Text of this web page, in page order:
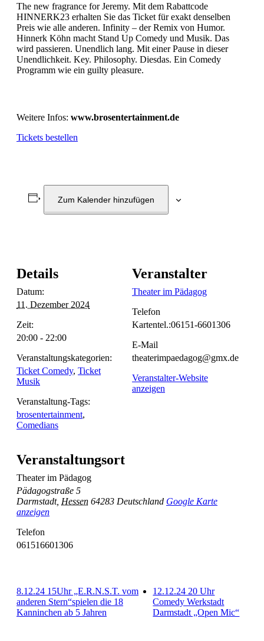
The new fragrance for Jeremy. Mit dem Rabattcode
HINNERK23 erhalten Sie das Ticket für exakt denselben
Preis wie alle anderen. Infinity – der Remix von Humor.
Hinnerk Köhn macht Stand Up Comedy und Musik. Das
wird passieren. Unendlich lang. Mit einer Pause in dieser
Unendlichkeit. Key. Philosophy. Diesdas. Ein Comedy
Programm wie ein guilty pleasure.
Weitere Infos: www.brosentertainment.de
Tickets bestellen
Zum Kalender hinzufügen
Details
Datum:
11. Dezember 2024
Zeit:
20:00 - 22:00
Veranstaltungskategorien:
Ticket Comedy, Ticket
Musik
Veranstaltung-Tags:
brosentertainment,
Comedians
Veranstaltungsort
Theater im Pädagog
Pädagogstraße 5
Darmstadt, Hessen 64283 Deutschland Google Karte
anzeigen
Telefon
061516601306
Veranstalter
Theater im Pädagog
Telefon
Kartentel.:06151-6601306
E-Mail
theaterimpaedagog@gmx.de
Veranstalter-Website
anzeigen
8.12.24 15Uhr „E.R.N.S.T. vom
anderen Stern“spielen die 18
Kanninchen ab 5 Jahren
12.12.24 20 Uhr
Comedy Werkstadt
Darmstadt „Open Mic“